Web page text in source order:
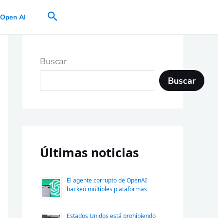
Open AI Buscar
Buscar
Buscar
Últimas noticias
El agente corrupto de OpenAI
hackeó múltiples plataformas
Estados Unidos está prohibiendo